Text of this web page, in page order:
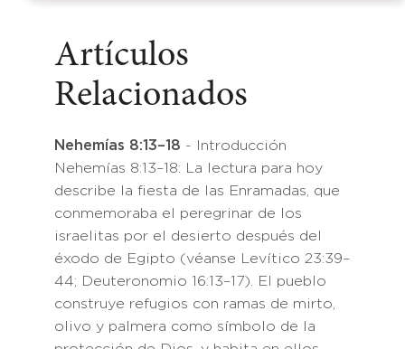
Artículos
Relacionados
Nehemías 8:13–18 - Introducción
Nehemías 8:13–18: La lectura para hoy
describe la fiesta de las Enramadas, que
conmemoraba el peregrinar de los
israelitas por el desierto después del
éxodo de Egipto (véanse Levítico 23:39–
44; Deuteronomio 16:13–17). El pueblo
construye refugios con ramas de mirto,
olivo y palmera como símbolo de la